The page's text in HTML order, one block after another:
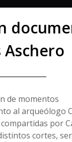
de momentos
al arqueólogo
por
cortes,